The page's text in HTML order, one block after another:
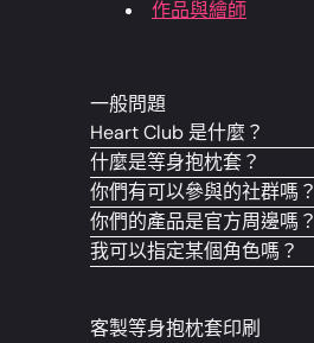
作品與繪師
一般問題
Heart Club 是什麼？
什麼是等身抱枕套？
你們有可以參與的社群嗎？
你們的產品是官方周邊嗎？
我可以指定某個角色嗎？
客製等身抱枕套印刷